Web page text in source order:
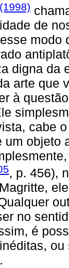
de
digna da
arte que
à
cabe
um objeto
, p. 456),
no
é